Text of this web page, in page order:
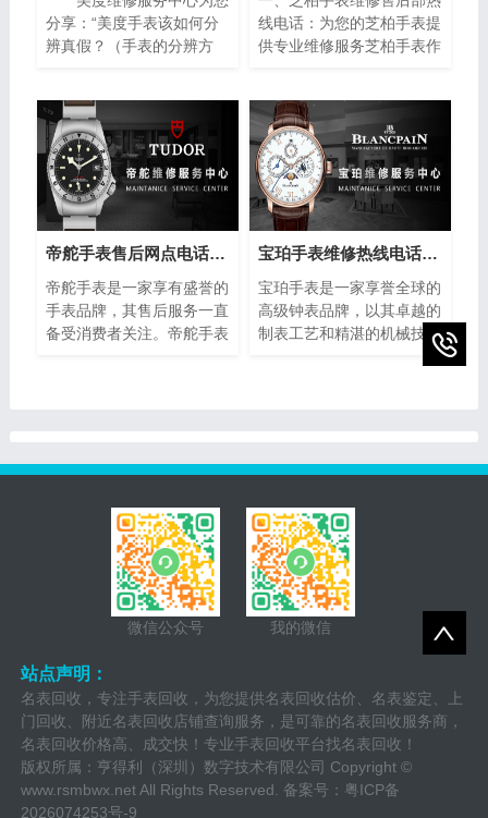
分享：“美度手表该如何分
辨真假？（手表的分辨方
精湛的工艺和高品质的材料
而闻名于世。然而，随着假
冒产品的泛滥，如何准确鉴
别美度手表的真伪成为许多
消费者关注的焦点。下面将
介绍一些简单而实用的方
法，帮助您分辨美度手表的
线电话：为您的芝柏手表提
供专业维修服务芝柏手表作
全球消费者的青睐。然而，
即使是最优质的手表也无法
避免出现故障或需要保养的
情况。在这种情况下，芝柏
手表维修售后部热线电话成
为了芝柏手表拥有者的救
星。
帝舵手表售后网点电话查询(全国服务网点查询方法)
帝舵手表是一家享有盛誉的
手表品牌，其售后服务一直
备受消费者关注。帝舵手表
宝珀手表维修热线电话(售后服务专线)
宝珀手表是一家享誉全球的
高级钟表品牌，以其卓越的
制表工艺和精湛的机械技术
而闻名。然而，即使是最精
微信公众号 我的微信
站点声明：
名表回收，专注手表回收，为您提供名表回收估价、名表鉴定、上
门回收、附近名表回收店铺查询服务，是可靠的名表回收服务商，
名表回收价格高、成交快！专业手表回收平台找名表回收！
版权所属：亨得利（深圳）数字技术有限公司 Copyright ©
www.rsmbwx.netAll Rights Reserved. 备案号： 粤ICP备
2026074253号-9